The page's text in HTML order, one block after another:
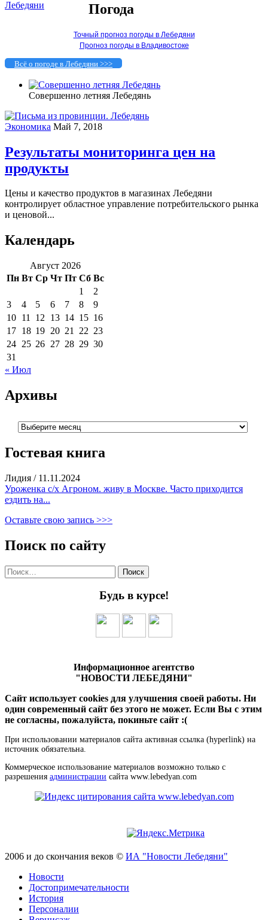
Погода
Точный прогноз погоды в Лебедяни
Прогноз погоды в Владивостоке
Всё о погоде в Лебедяни >>>
Совершенно летняя Лебедянь
Экономика Май 7, 2018
Результаты мониторинга цен на
продукты
Цены и качество продуктов в магазинах Лебедяни
контролирует областное управление потребительского рынка
и ценовой...
Календарь
Август 2026
Пн Вт Ср Чт Пт Сб Вс
1
2
3
4 5 6 7 8
9
10 11 12 13 14 15 16
17 18 19 20 21 22 23
24 25 26 27 28 29 30
31
« Июл
Архивы
Архивы
Гостевая книга
Лидия / 11.11.2024
Уроженка с/х Агроном. живу в Москве. Часто приходится
ездить на...
Оставьте свою запись >>>
Поиск по сайту
Найти:
Будь в курсе!
Информационное агентство
"НОВОСТИ ЛЕБЕДЯНИ"
Сайт использует cookies для улучшения своей работы. Ни
один современный сайт без этого не может. Если Вы с этим
не согласны, пожалуйста, покиньте сайт :(
При использовании материалов сайта активная ссылка (hyperlink) на
источник обязательна.
Коммерческое использование материалов возможно только с
разрешения администрации сайта www.lebedyan.com
2006 и до скончания веков © ИА "Новости Лебедяни"
Новости
Достопримечательности
История
Персоналии